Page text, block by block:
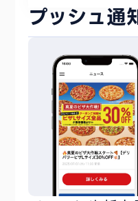
プッシュ通